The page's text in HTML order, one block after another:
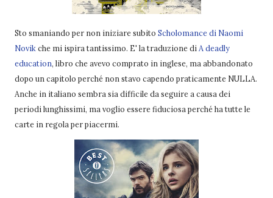
Sto smaniando per non iniziare subito Scholomance di Naomi
Novikche mi ispira tantissimo. E' la traduzione di A deadly
education, libro che avevo comprato in inglese, ma abbandonato
dopo un capitolo perché non stavo capendo praticamente NULLA.
Anche in italiano sembra sia difficile da seguire a causa dei
periodi lunghissimi, ma voglio essere fiduciosa perché ha tutte le
carte in regola per piacermi.